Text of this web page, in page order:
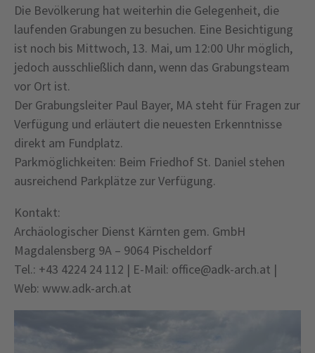
Die Bevölkerung hat weiterhin die Gelegenheit, die
laufenden Grabungen zu besuchen. Eine Besichtigung
ist noch bis Mittwoch, 13. Mai, um 12:00 Uhr möglich,
jedoch ausschließlich dann, wenn das Grabungsteam
vor Ort ist.
Der Grabungsleiter Paul Bayer, MA steht für Fragen zur
Verfügung und erläutert die neuesten Erkenntnisse
direkt am Fundplatz.
Parkmöglichkeiten: Beim Friedhof St. Daniel stehen
ausreichend Parkplätze zur Verfügung.
Kontakt:
Archäologischer Dienst Kärnten gem. GmbH
Magdalensberg 9A – 9064 Pischeldorf
Tel.: +43 4224 24 112 | E-Mail: office@adk-arch.at |
Web: www.adk-arch.at